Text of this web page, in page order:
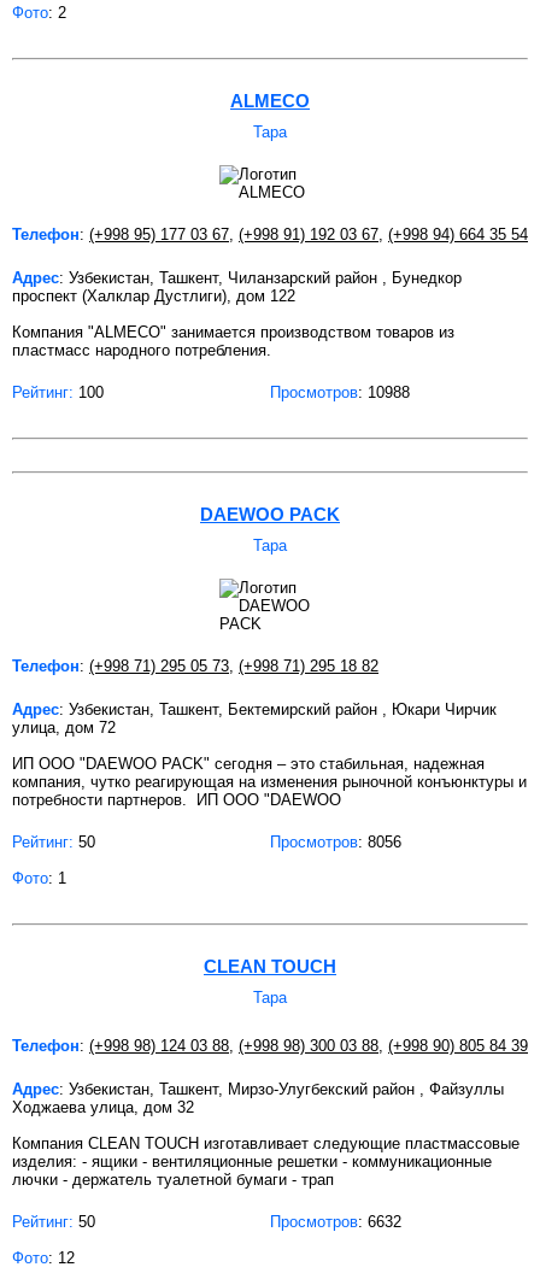
Фото: 2
ALMECO
Тара
Телефон: (+998 95) 177 03 67, (+998 91) 192 03 67, (+998 94) 664 35 54
Адрес: Узбекистан, Ташкент, Чиланзарский район , Бунедкор
проспект (Халклар Дустлиги), дом 122
Компания "ALMECO" занимается производством товаров из
пластмасс народного потребления.
Рейтинг: 100 Просмотров: 10988
DAEWOO PACK
Тара
Телефон: (+998 71) 295 05 73 (+998 71) 295 18 82
Адрес: Узбекистан, Ташкент, Бектемирский район , Юкари Чирчик
улица, дом 72
ИП ООО "DAEWOO PACK" сегодня – это стабильная, надежная
компания, чутко реагирующая на изменения рыночной конъюнктуры и
потребности партнеров. ИП ООО "DAEWOO
Рейтинг: 50 Просмотров: 8056
Фото: 1
CLEAN TOUCH
Тара
Телефон: (+998 98) 124 03 88 (+998 98) 300 03 88 (+998 90) 805 84 39
Адрес: Узбекистан, Ташкент, Мирзо-Улугбекский район , Файзуллы
Ходжаева улица, дом 32
Компания CLEAN TOUCH изготавливает следующие пластмассовые
изделия: - ящики - вентиляционные решетки - коммуникационные
лючки - держатель туалетной бумаги - трап
Рейтинг: 50 Просмотров: 6632
Фото: 12